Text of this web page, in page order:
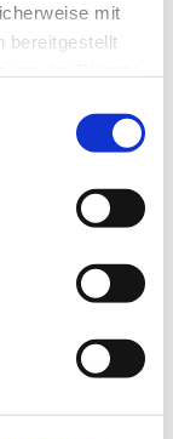
mit
bereitgestellt